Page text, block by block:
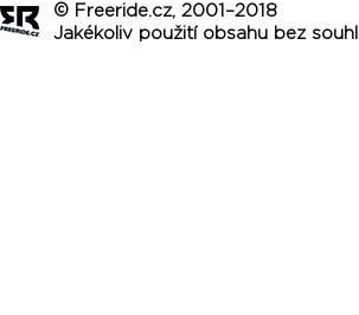
© Freeride.cz, 2001–2018
Jakékoliv použití obsahu bez